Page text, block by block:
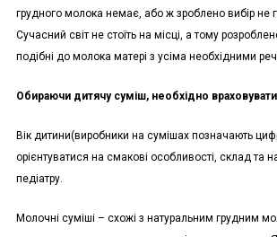
грудного молока немає, або ж зроблено вибір не
Сучасний світ не стоїть на місці, а тому
подібні до молока матері з усіма необхідними
Обираючи дитячу суміш, необхідно враховувати
Вік дитини(виробники на сумішах позначають
орієнтуватися на смакові особливості, склад та
педіатру.
Молочні суміші – схожі з натуральним грудним